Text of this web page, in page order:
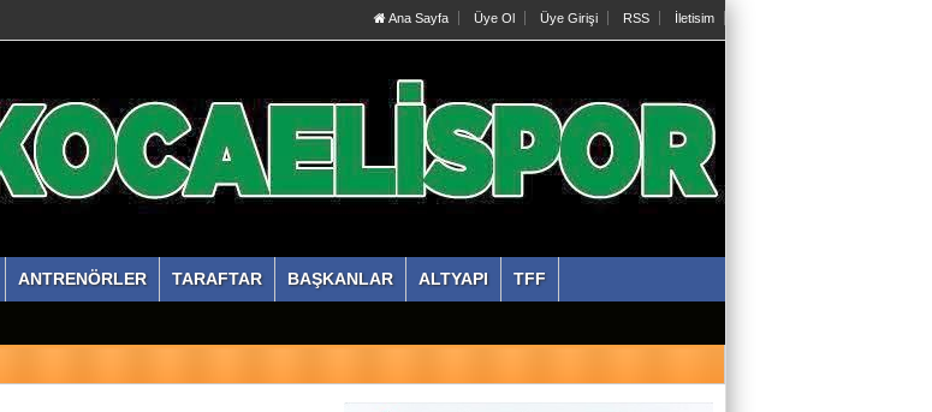
Ana Sayfa Üye Ol Üye Girişi RSS İletisim
ANTRENÖRLER TARAFTAR BAŞKANLAR ALTYAPI TFF